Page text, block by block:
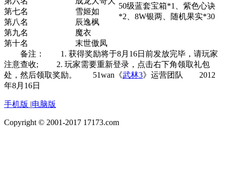
50级蓝套宝箱*1、紫色心诀
*2、8W银两、随机果实*30
第七名
雪姬如
第八名
辰逸枫
第九名
魔衣
第十名
末世傲凤
备注： 1. 获得奖励将于8月16日前发放完毕，请玩家
注意查收; 2. 玩家需要重新登录，点击右下角领取礼包
处，然后领取奖励。 51wan《武林3》运营团队 2012
年8月16日
手机版 |电脑版
Copyright © 2001-2017 17173.com